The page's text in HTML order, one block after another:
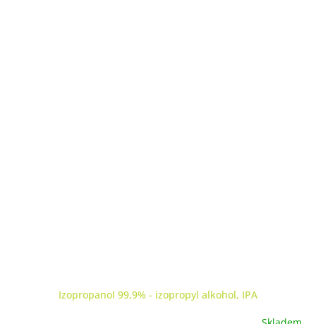
Izopropanol 99,9% - izopropyl alkohol, IPA